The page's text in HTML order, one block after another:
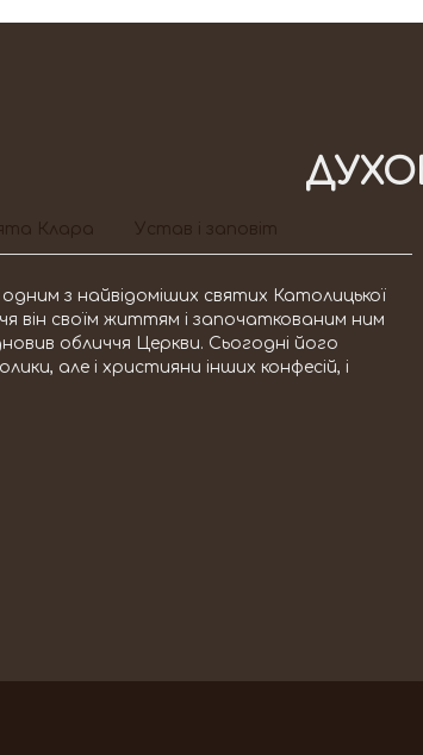
Клара Устав і заповіт
з найвідоміших святих Католицької
він своїм життям і започаткованим ним
обличчя Церкви. Сьогодні його
але і християни інших конфесій, і